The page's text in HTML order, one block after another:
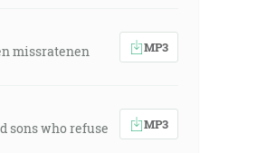
missratenen
MP3
sons who refuse
MP3